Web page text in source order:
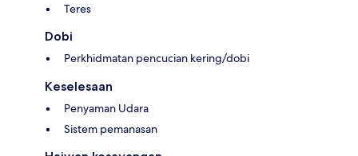
Teres
Dobi
Perkhidmatan pencucian kering/dobi
Keselesaan
Penyaman Udara
Sistem pemanasan